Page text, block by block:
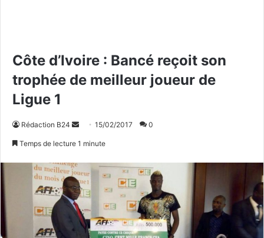
Côte d’Ivoire : Bancé reçoit son
trophée de meilleur joueur de
Ligue 1
Rédaction B24
y
e
r
u
15/02/2017 0
Temps de lecture 1 minute